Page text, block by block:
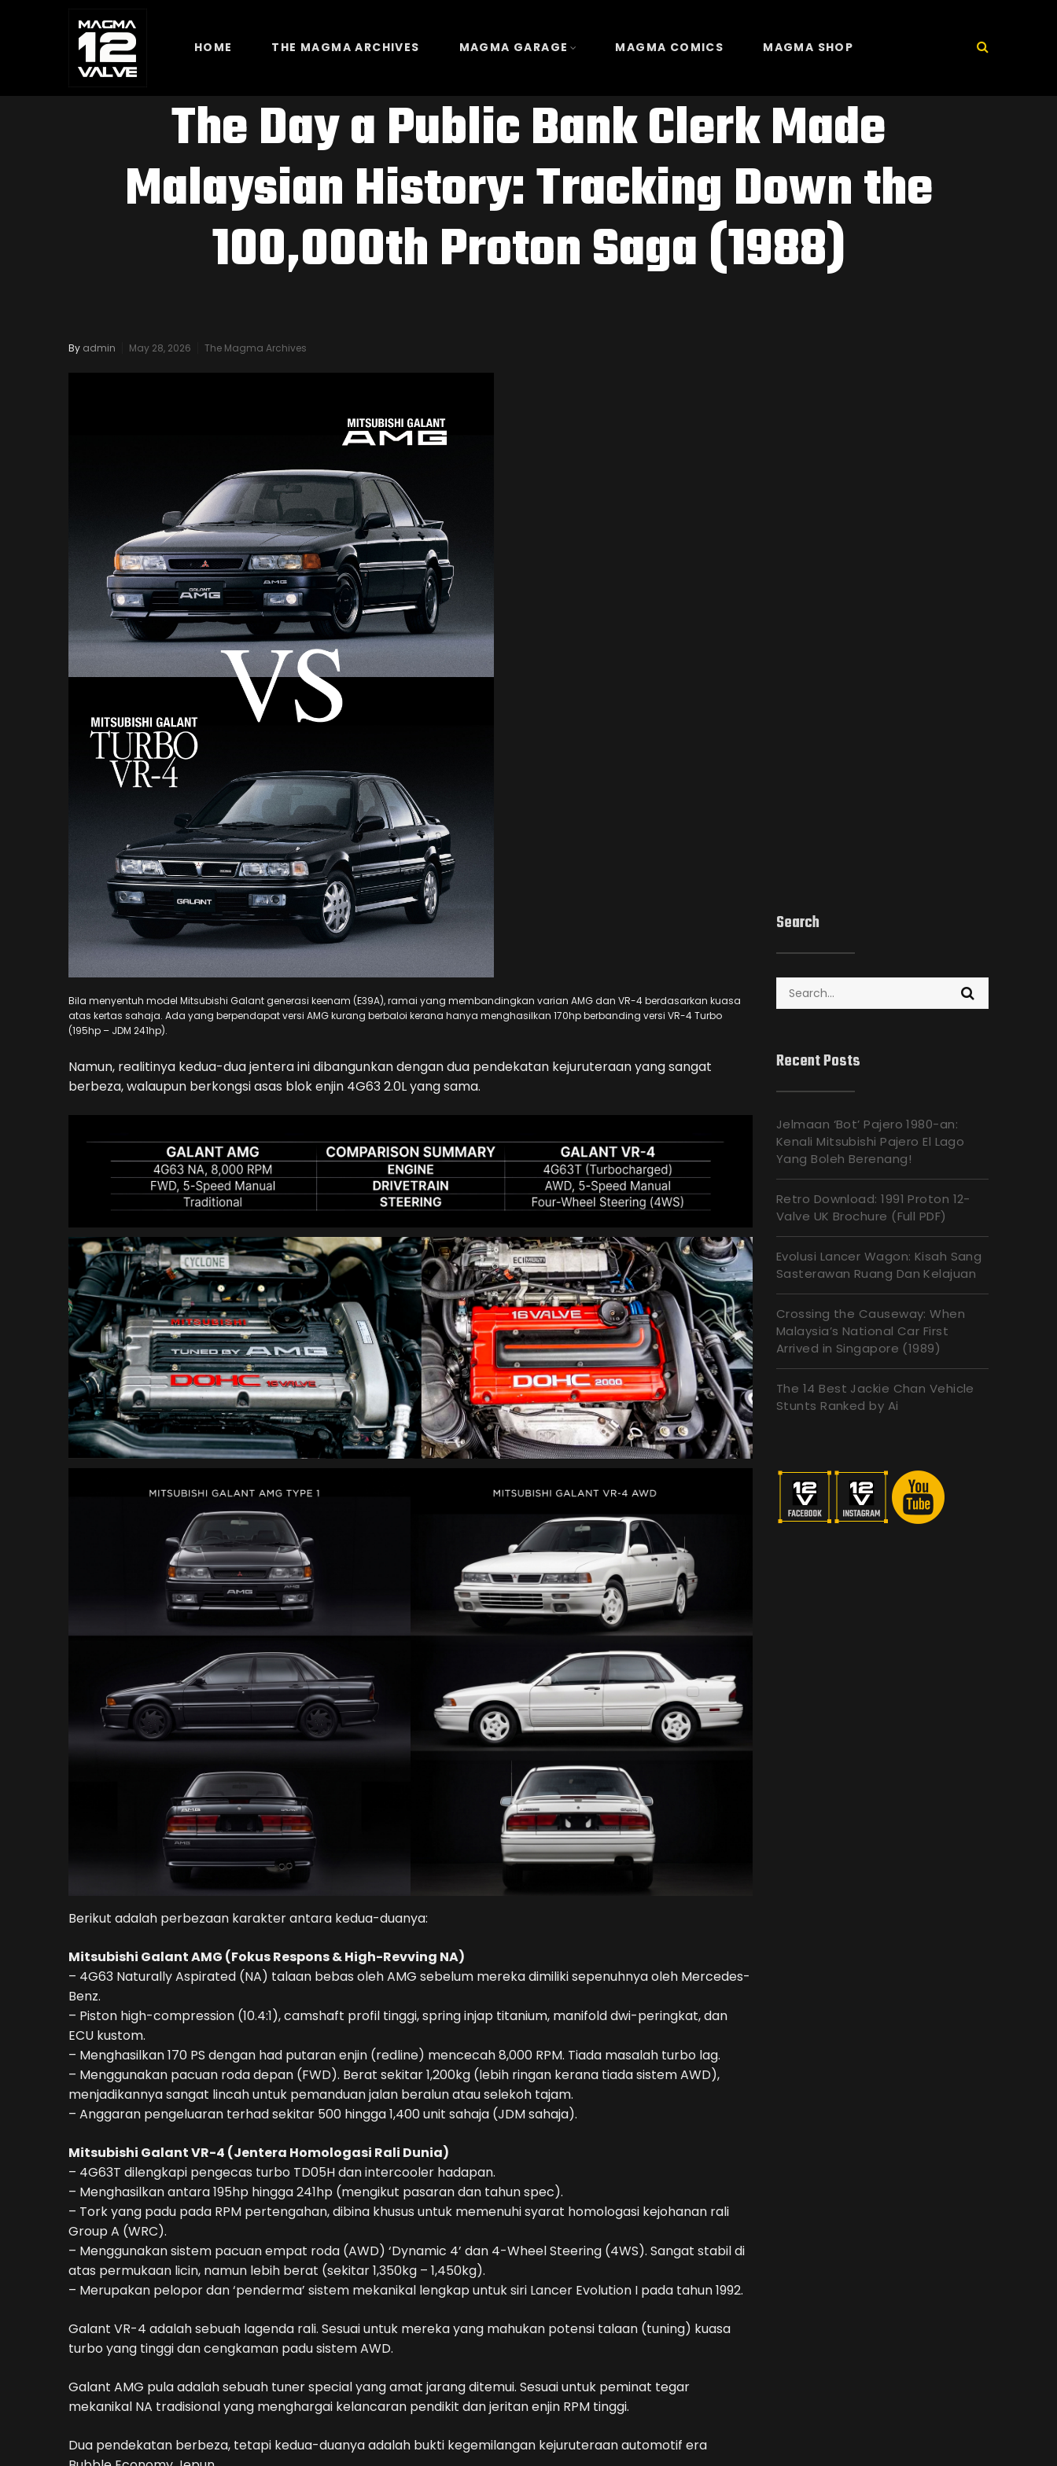
HOME THE MAGMA ARCHIVES MAGMA GARAGE MAGMA COMICS MAGMA SHOP
The Day a Public Bank Clerk Made
Malaysian History: Tracking Down the
100,000th Proton Saga (1988)
By admin May 28, 2026 The Magma Archives
Bila menyentuh model Mitsubishi Galant generasi keenam (E39A), ramai yang membandingkan varian AMG dan VR-4 berdasarkan kuasa
atas kertas sahaja. Ada yang berpendapat versi AMG kurang berbaloi kerana hanya menghasilkan 170hp berbanding versi VR-4 Turbo
(195hp – JDM 241hp).
Namun, realitinya kedua-dua jentera ini dibangunkan dengan dua pendekatan kejuruteraan yang sangat
berbeza, walaupun berkongsi asas blok enjin 4G63 2.0L yang sama.
Berikut adalah perbezaan karakter antara kedua-duanya:
Mitsubishi Galant AMG (Fokus Respons & High-Revving NA)
– 4G63 Naturally Aspirated (NA) talaan bebas oleh AMG sebelum mereka dimiliki sepenuhnya oleh Mercedes-
Benz.
– Piston high-compression (10.4:1), camshaft profil tinggi, spring injap titanium, manifold dwi-peringkat, dan
ECU kustom.
– Menghasilkan 170 PS dengan had putaran enjin (redline) mencecah 8,000 RPM. Tiada masalah turbo lag.
– Menggunakan pacuan roda depan (FWD). Berat sekitar 1,200kg (lebih ringan kerana tiada sistem AWD),
menjadikannya sangat lincah untuk pemanduan jalan beralun atau selekoh tajam.
– Anggaran pengeluaran terhad sekitar 500 hingga 1,400 unit sahaja (JDM sahaja).
Mitsubishi Galant VR-4 (Jentera Homologasi Rali Dunia)
– 4G63T dilengkapi pengecas turbo TD05H dan intercooler hadapan.
– Menghasilkan antara 195hp hingga 241hp (mengikut pasaran dan tahun spec).
– Tork yang padu pada RPM pertengahan, dibina khusus untuk memenuhi syarat homologasi kejohanan rali
Group A (WRC).
– Menggunakan sistem pacuan empat roda (AWD) ‘Dynamic 4’ dan 4-Wheel Steering (4WS). Sangat stabil di
atas permukaan licin, namun lebih berat (sekitar 1,350kg – 1,450kg).
– Merupakan pelopor dan ‘penderma’ sistem mekanikal lengkap untuk siri Lancer Evolution I pada tahun 1992.
Galant VR-4 adalah sebuah lagenda rali. Sesuai untuk mereka yang mahukan potensi talaan (tuning) kuasa
turbo yang tinggi dan cengkaman padu sistem AWD.
Galant AMG pula adalah sebuah tuner special yang amat jarang ditemui. Sesuai untuk peminat tegar
mekanikal NA tradisional yang menghargai kelancaran pendikit dan jeritan enjin RPM tinggi.
Dua pendekatan berbeza, tetapi kedua-duanya adalah bukti kegemilangan kejuruteraan automotif era
Search
Recent Posts
Jelmaan ‘Bot’ Pajero 1980-an:
Kenali Mitsubishi Pajero El Lago
Yang Boleh Berenang!
Retro Download: 1991 Proton 12-
Valve UK Brochure (Full PDF)
Evolusi Lancer Wagon: Kisah Sang
Sasterawan Ruang Dan Kelajuan
Crossing the Causeway: When
Malaysia’s National Car First
Arrived in Singapore (1989)
The 14 Best Jackie Chan Vehicle
Stunts Ranked by Ai